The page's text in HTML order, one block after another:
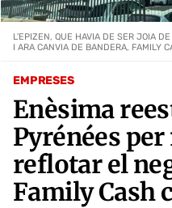
EMPRESES
Enèsima
Pyrénées
reflotar el
Family Cash
L'EPIZEN, QUE HAVIA DE SER JOIA
I ARA CANVIA DE BANDERA, FAMILY